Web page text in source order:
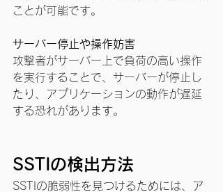
ことが可能です。
サーバー停止や操作妨害
攻撃者がサーバー上で負荷の高い操作
を実行することで、サーバーが停止し
たり、アプリケーションの動作が遅延
する恐れがあります。
SSTIの検出方法
SSTIの脆弱性を見つけるためには、ア